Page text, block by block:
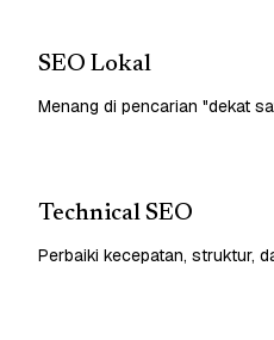
SEO Lokal
Menang di pencarian "dekat
Technical SEO
Perbaiki kecepatan, struktur,